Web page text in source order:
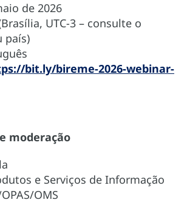
de 2026
UTC-3 – consulte o
país)
bit.ly/bireme-2026-webinar-
moderação
e Serviços de Informação
OMS